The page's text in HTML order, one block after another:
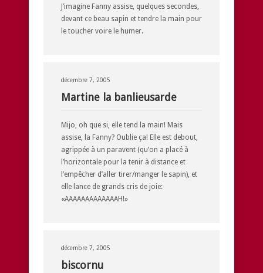
J’imagine Fanny assise, quelques secondes,
devant ce beau sapin et tendre la main pour
le toucher voire le humer.
décembre 7, 2005
Martine la banlieusarde
Mijo, oh que si, elle tend la main! Mais
assise, la Fanny? Oublie ça! Elle est debout,
agrippée à un paravent (qu’on a placé à
l’horizontale pour la tenir à distance et
l’empêcher d’aller tirer/manger le sapin), et
elle lance de grands cris de joie:
«AAAAAAAAAAAAAH!»
décembre 7, 2005
biscornu